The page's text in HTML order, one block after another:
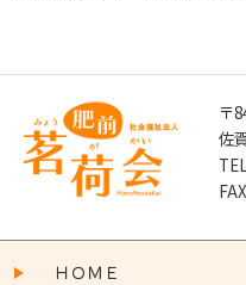
〒
佐
ＨＯＭＥ